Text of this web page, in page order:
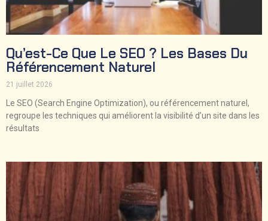
Qu’est-Ce Que Le SEO ? Les Bases Du
Référencement Naturel
21 juillet 2026
Le SEO (Search Engine Optimization), ou référencement naturel,
regroupe les techniques qui améliorent la visibilité d’un site dans les
résultats